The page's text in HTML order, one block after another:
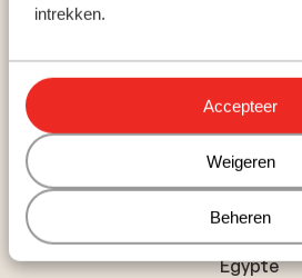
intrekken.
Accepteer
Weigeren
Beheren
Appartementen Irilena
Spanje
Griekenland
Egypte